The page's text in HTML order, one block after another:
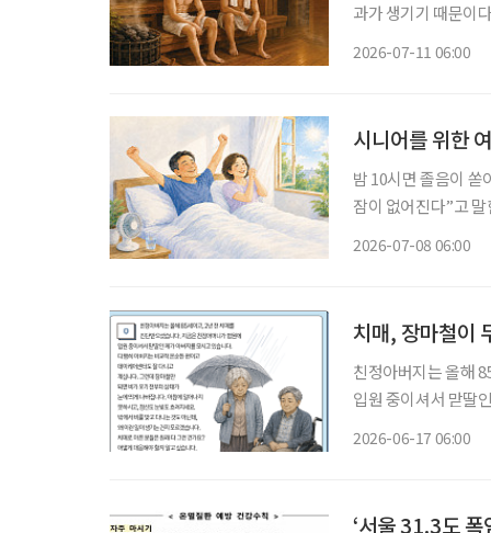
과가 생기기 때문이
2026-07-11 06:00
시니어를 위한
밤 10시면 졸음이 쏟
잠이 없어진다”고 말한다. 정말 그럴까. 대한수
2026-07-08 06:00
치매, 장마철이
친정아버지는 올해
입원 중이셔서 맏딸
2026-06-17 06:00
‘서울 31.3도 폭